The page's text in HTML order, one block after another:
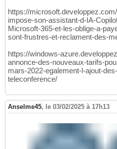
https://
impose-son-assistant-d-IA-
Microsoft-365-et-les-oblige-a-
sont-frustres-et-reclament-des-
https://windows-
annonce-des-nouveaux-tarifs-
mars-2022-egalement-l-ajout-
teleconference/
Anselme45, le 03/02/2025 à 17h13